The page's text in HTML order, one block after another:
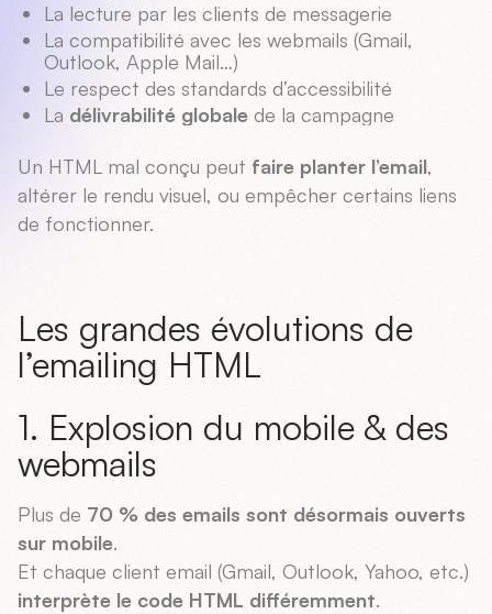
La lecture par les clients de messagerie
La compatibilité avec les webmails (Gmail,
Outlook, Apple Mail…)
Le respect des standards d’accessibilité
La délivrabilité globale de la campagne
Un HTML mal conçu peut faire planter l’email,
altérer le rendu visuel, ou empêcher certains liens
de fonctionner.
Les grandes évolutions de
l’emailing HTML
1. Explosion du mobile & des
webmails
Plus de 70 % des emails sont désormais ouverts
sur mobile.
Et chaque client email (Gmail, Outlook, Yahoo, etc.)
interprète le code HTML différemment.